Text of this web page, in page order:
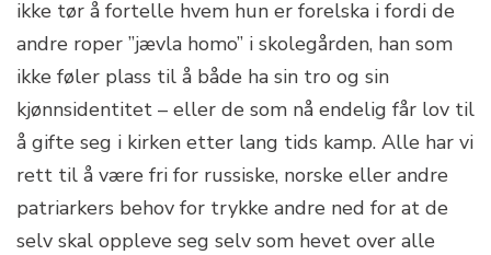
ikke tør å fortelle hvem hun er forelska i fordi de
andre roper ”jævla homo” i skolegården, han som
ikke føler plass til å både ha sin tro og sin
kjønnsidentitet – eller de som nå endelig får lov til
å gifte seg i kirken etter lang tids kamp. Alle har vi
rett til å være fri for russiske, norske eller andre
patriarkers behov for trykke andre ned for at de
selv skal oppleve seg selv som hevet over alle